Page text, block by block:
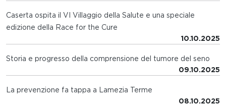
Caserta ospita il VI Villaggio della Salute e una speciale
edizione della Race for the Cure
10.10.2025
Storia e progresso della comprensione del tumore del seno
09.10.2025
La prevenzione fa tappa a Lamezia Terme
08.10.2025